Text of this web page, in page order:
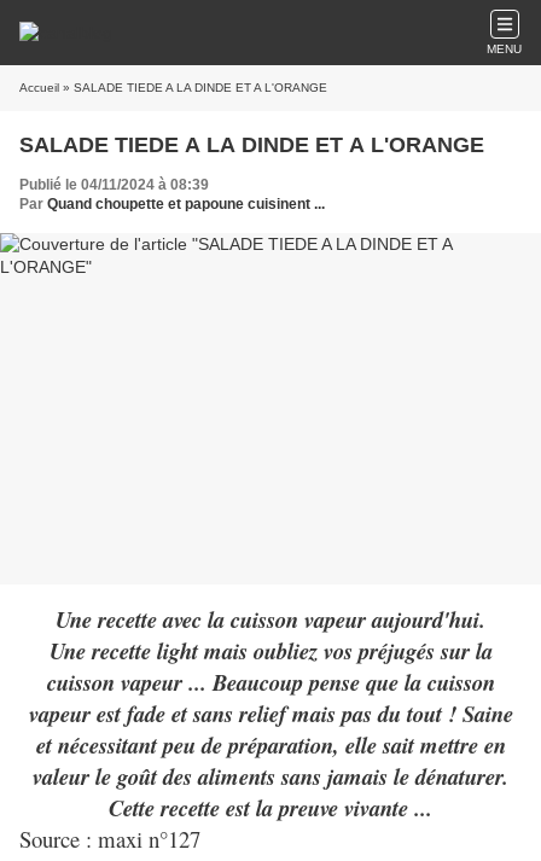
MENU
Accueil » SALADE TIEDE A LA DINDE ET A L'ORANGE
SALADE TIEDE A LA DINDE ET A L'ORANGE
Publié le 04/11/2024 à 08:39
Par Quand choupette et papoune cuisinent ...
Une recette avec la cuisson vapeur aujourd'hui.
Une recette light mais oubliez vos préjugés sur la
cuisson vapeur ... Beaucoup pense que la cuisson
vapeur est fade et sans relief mais pas du tout ! Saine
et nécessitant peu de préparation, elle sait mettre en
valeur le goût des aliments sans jamais le dénaturer.
Cette recette est la preuve vivante ...
Source : maxi n°127